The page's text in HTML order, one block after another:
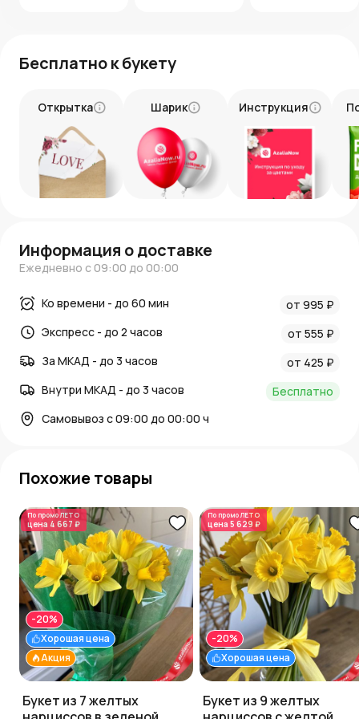
Бесплатно к букету
Открытка Шарик Инструкция
Информация о доставке
Ежедневно с 09:00 до 00:00
Ко времени - до 60 мин
от 995 ₽
Экспресс - до 2 часов
от 555 ₽
За МКАД - до 3 часов
от 425 ₽
Внутри МКАД - до 3 часов
Бесплатно
Самовывоз с 09:00 до 00:00 ч
Похожие товары
По промоЛЕТО
цена 4 667 ₽
Акция
Хорошая цена
-20%
Букет из 7 желтых
По промоЛЕТО
цена 5 629 ₽
Хорошая цена
-20%
Букет из 9 желтых